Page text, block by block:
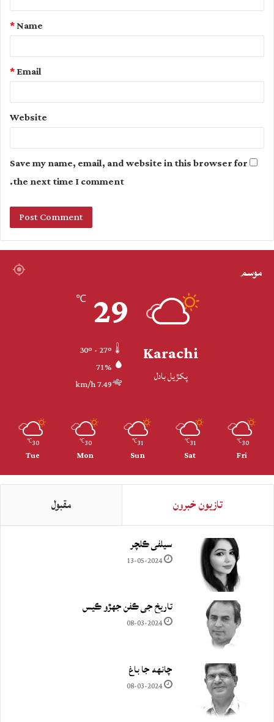
t
Name
*
Email
*
Website
Save my name, email, and website in this browser for
the next time I comment.
موسم
Karachi
پکڙيل بادل
29
℃
71%
7.49 km/h
30
℃
Fri
31
℃
Sat
31
℃
Sun
30
℃
Mon
30
℃
Tue
تازيون خبرون مقبول
سيلفي ڪلچر
13-05-2024
تاريخ جي ڪفن جھڙو ڪيس
08-03-2024
چانهه جا باغ
08-03-2024